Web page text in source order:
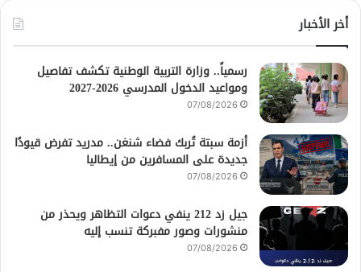
أخر الأخبار
رسمياً.. وزارة التربية الوطنية تكشف تفاصيل
ومواعيد الدخول المدرسي 2026-2027
07/08/2026
أزمة سبتة تُربك فضاء شنغن.. مدريد تفرض قيودًا
جديدة على المسافرين من إيطاليا
07/08/2026
جيل زد 212 ينفي دعوات التظاهر ويحذر من
منشورات وصور مفبركة تنسب إليه
07/08/2026